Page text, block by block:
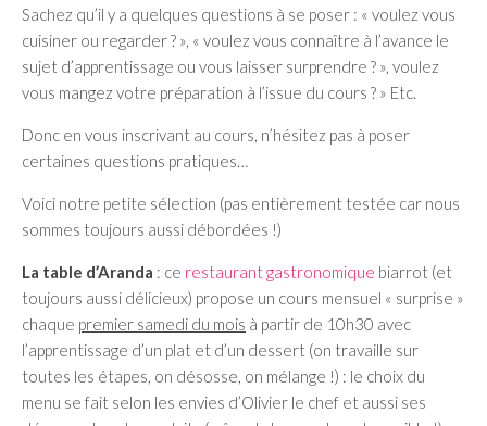
Sachez qu’il y a quelques questions à se poser : « voulez vous
cuisiner ou regarder ? », « voulez vous connaître à l’avance le
sujet d’apprentissage ou vous laisser surprendre ? », voulez
vous mangez votre préparation à l’issue du cours ? » Etc.
Donc en vous inscrivant au cours, n’hésitez pas à poser
certaines questions pratiques…
Voici notre petite sélection (pas entièrement testée car nous
sommes toujours aussi débordées !)
La table d’Aranda : ce restaurant gastronomique biarrot (et
toujours aussi délicieux) propose un cours mensuel « surprise »
chaque premier samedi du mois à partir de 10h30 avec
l’apprentissage d’un plat et d’un dessert (on travaille sur
toutes les étapes, on désosse, on mélange !) : le choix du
menu se fait selon les envies d’Olivier le chef et aussi ses